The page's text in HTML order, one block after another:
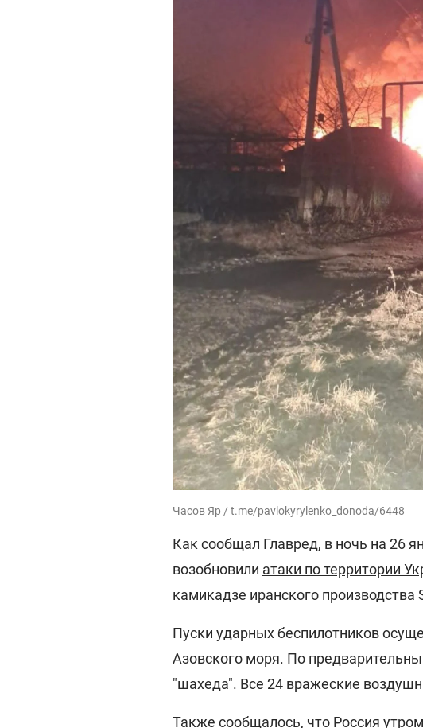
Часов Яр / t.me/pavlokyrylenko_donoda/6448
Как сообщал Главред, в ночь на 26
возобновили атаки по территории
камикадзе иранского производства
Пуски ударных беспилотников
Азовского моря. По
"шахеда". Все 24 вражеские
Также сообщалось, что Россия